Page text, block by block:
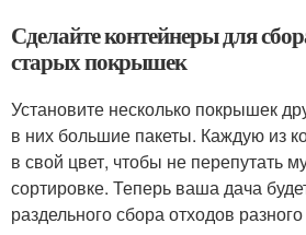
Сделайте контейнеры для
старых покрышек
Установите несколько покрышек
в них большие пакеты. Каждую из
в свой цвет, чтобы не перепутать
сортировке. Теперь ваша дача
раздельного сбора отходов